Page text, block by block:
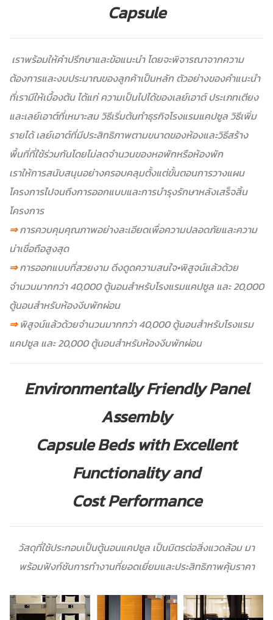
Capsule
เราพร้อมให้คำปรึกษาและข้อแนะนำ โดยจะพิจารณาจากความ
ต้องการและงบประมาณของลูกค้าเป็นหลัก ตัวอย่างของคำแนะนำ
ที่เรามีให้เบื้องต้น ได้แก่ ความเป็นไปได้ของเลย์เอาต์ ประเภทเตียง
และเลย์เอาต์ที่เหมาะสม วิธีเริ่มต้นทำธุรกิจโรงแรมแคปซูล วิธีเพิ่ม
รายได้ เลย์เอาต์ที่มีประสิทธิภาพตามขนาดของห้องและวิธีสร้าง
พื้นที่ที่ใช้ร่วมกันโดยไม่ลดจำนวนของหอพักหรือห้องพัก
เราให้การสนับสนุนอย่างครอบคลุมตั้งแต่ขั้นตอนการวางแผน
โครงการไปจนถึงการออกแบบและการบำรุงรักษาหลังเสร็จสิ้น
โครงการ
⇒การควบคุมคุณภาพอย่างละเอียดเพื่อความปลอดภัยและความ
น่าเชื่อถือสูงสุด
⇒การออกแบบที่สวยงาม ดึงดูดความสนใจ•พิสูจน์แล้วด้วย
จำนวนมากกว่า 40,000 ตู้นอนสำหรับโรงแรมแคปซูล และ 20,000
ตู้นอนสำหรับห้องงีบพักผ่อน
⇒พิสูจน์แล้วด้วยจำนวนมากกว่า 40,000 ตู้นอนสำหรับโรงแรม
แคปซูล และ 20,000 ตู้นอนสำหรับห้องงีบพักผ่อน
Environmentally Friendly Panel
Assembly
Capsule Beds with Excellent
Functionality and
Cost Performance
วัสดุที่ใช้ประกอบเป็นตู้นอนแคปซูล เป็นมิตรต่อสิ่งแวดล้อม มา
พร้อมฟังก์ชันการทำงานที่ยอดเยี่ยมและประสิทธิภาพคุ้มราคา